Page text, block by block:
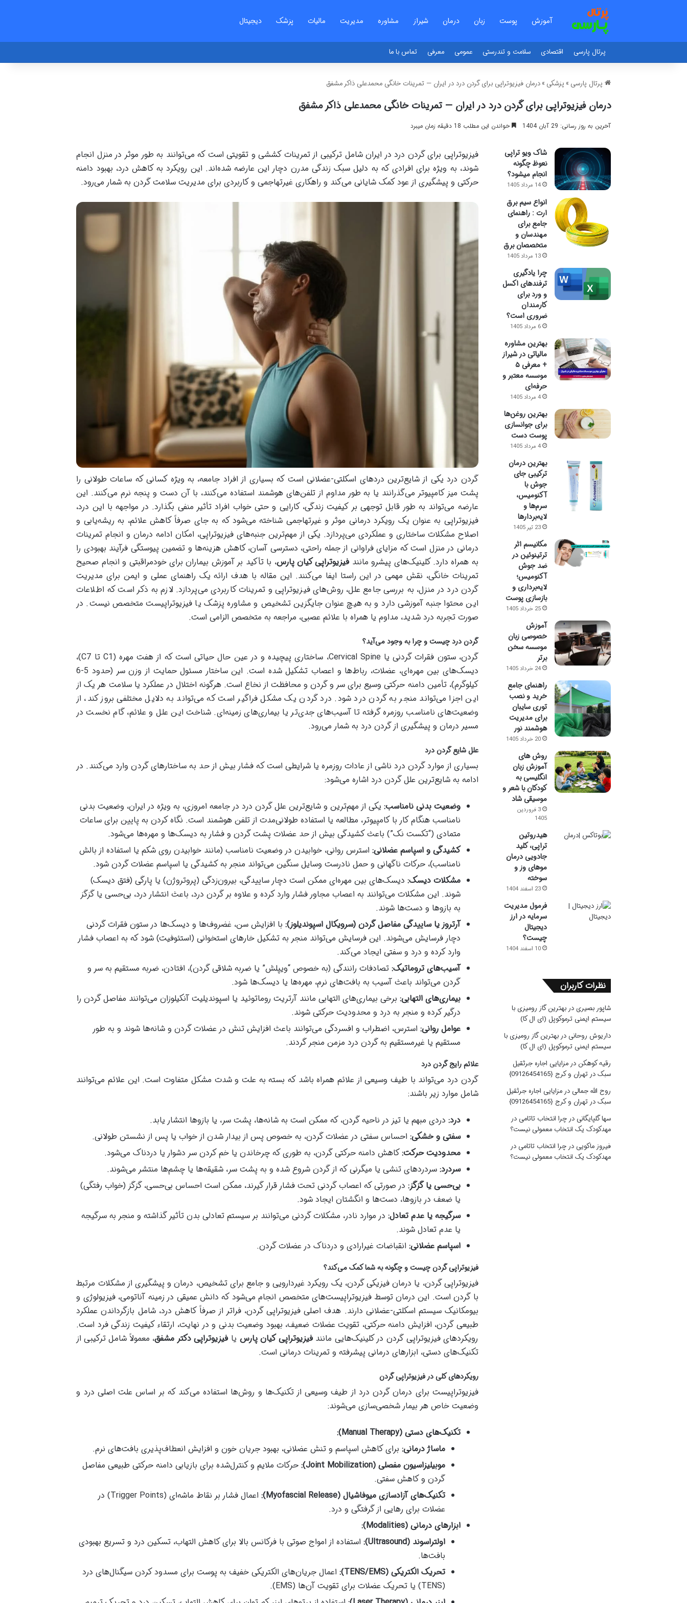
آموزش پوست زبان درمان شیراز مشاوره مدیریت مالیات پزشک دیجیتال
پرتال پارسی اقتصادی سلامت و تندرستی عمومی معرفی تماس با ما
پرتال پارسی » پزشکی » درمان فیزیوتراپی برای گردن درد در ایران — تمرینات خانگی محمدعلی ذاکر مشفق
درمان فیزیوتراپی برای گردن درد در ایران — تمرینات خانگی محمدعلی ذاکر مشفق
آخرین به روز رسانی: 29 آبان 1404 خواندن این مطلب 18 دقیقه زمان میبرد
فیزیوتراپی برای گردن درد در ایران شامل ترکیبی از تمرینات کششی و تقویتی است که می‌توانند به طور موثر در منزل انجام
شوند، به ویژه برای افرادی که به دلیل سبک زندگی مدرن دچار این عارضه شده‌اند. این رویکرد به کاهش درد، بهبود دامنه
حرکتی و پیشگیری از عود کمک شایانی می‌کند و راهکاری غیرتهاجمی و کاربردی برای مدیریت سلامت گردن به شمار می‌رود.
گردن درد یکی از شایع‌ترین دردهای اسکلتی-عضلانی است که بسیاری از افراد جامعه، به ویژه کسانی که ساعات طولانی را
پشت میز کامپیوتر می‌گذرانند یا به طور مداوم از تلفن‌های هوشمند استفاده می‌کنند، با آن دست و پنجه نرم می‌کنند. این
عارضه می‌تواند به طور قابل توجهی بر کیفیت زندگی، کارایی و حتی خواب افراد تأثیر منفی بگذارد. در مواجهه با این درد،
فیزیوتراپی به عنوان یک رویکرد درمانی موثر و غیرتهاجمی شناخته می‌شود که به جای صرفاً کاهش علائم، به ریشه‌یابی و
اصلاح مشکلات ساختاری و عملکردی می‌پردازد. یکی از مهم‌ترین جنبه‌های فیزیوتراپی، امکان ادامه درمان و انجام تمرینات
درمانی در منزل است که مزایای فراوانی از جمله راحتی، دسترسی آسان، کاهش هزینه‌ها و تضمین پیوستگی فرآیند بهبودی را
به همراه دارد. کلینیک‌های پیشرو مانندفیزیوتراپی کیان پارس، با تأکید بر آموزش بیماران برای خودمراقبتی و انجام صحیح
تمرینات خانگی، نقش مهمی در این راستا ایفا می‌کنند. این مقاله با هدف ارائه یک راهنمای عملی و ایمن برای مدیریت
گردن درد در منزل، به بررسی جامع علل، روش‌های فیزیوتراپی و تمرینات کاربردی می‌پردازد. لازم به ذکر است که اطلاعات
این محتوا جنبه آموزشی دارد و به هیچ عنوان جایگزین تشخیص و مشاوره پزشک یا فیزیوتراپیست متخصص نیست. در
صورت تجربه درد شدید، مداوم یا همراه با علائم عصبی، مراجعه به متخصص الزامی است.
گردن درد چیست و چرا به وجود می‌آید؟
گردن، ستون فقرات گردنی یا Cervical Spine، ساختاری پیچیده و در عین حال حیاتی است که از هفت مهره (C1 تا C7)،
دیسک‌های بین مهره‌ای، عضلات، رباط‌ها و اعصاب تشکیل شده است. این ساختار مسئول حمایت از وزن سر (حدود 5-6
کیلوگرم)، تأمین دامنه حرکتی وسیع برای سر و گردن و محافظت از نخاع است. هرگونه اختلال در عملکرد یا سلامت هر یک از
این اجزا می‌تواند منجر به گردن درد شود. درد گردن یک مشکل فراگیر است که می‌تواند به دلایل مختلفی بروز کند، از
وضعیت‌های نامناسب روزمره گرفته تا آسیب‌های جدی‌تر یا بیماری‌های زمینه‌ای. شناخت این علل و علائم، گام نخست در
مسیر درمان و پیشگیری از گردن درد به شمار می‌رود.
علل شایع گردن درد
بسیاری از موارد گردن درد ناشی از عادات روزمره یا شرایطی است که فشار بیش از حد به ساختارهای گردن وارد می‌کنند. در
ادامه به شایع‌ترین علل گردن درد اشاره می‌شود:
وضعیت بدنی نامناسب: یکی از مهم‌ترین و شایع‌ترین علل گردن درد در جامعه امروزی، به ویژه در ایران، وضعیت بدنی
نامناسب هنگام کار با کامپیوتر، مطالعه یا استفاده طولانی‌مدت از تلفن هوشمند است. نگاه کردن به پایین برای ساعات
متمادی (“تکست نک”) باعث کشیدگی بیش از حد عضلات پشت گردن و فشار به دیسک‌ها و مهره‌ها می‌شود.
کشیدگی و اسپاسم عضلانی: استرس روانی، خوابیدن در وضعیت نامناسب (مانند خوابیدن روی شکم یا استفاده از بالش
نامناسب)، حرکات ناگهانی و حمل نادرست وسایل سنگین می‌تواند منجر به کشیدگی یا اسپاسم عضلات گردن شود.
مشکلات دیسک: دیسک‌های بین مهره‌ای ممکن است دچار ساییدگی، بیرون‌زدگی (پروتروژن) یا پارگی (فتق دیسک)
شوند. این مشکلات می‌توانند به اعصاب مجاور فشار وارد کرده و علاوه بر گردن درد، باعث انتشار درد، بی‌حسی یا گزگز
به بازوها و دست‌ها شوند.
آرتروز یا ساییدگی مفاصل گردن (سرویکال اسپوندیلوز): با افزایش سن، غضروف‌ها و دیسک‌ها در ستون فقرات گردنی
دچار فرسایش می‌شوند. این فرسایش می‌تواند منجر به تشکیل خارهای استخوانی (استئوفیت) شود که به اعصاب فشار
وارد کرده و درد و سفتی ایجاد می‌کند.
آسیب‌های تروماتیک: تصادفات رانندگی (به خصوص “ویپلش” یا ضربه شلاقی گردن)، افتادن، ضربه مستقیم به سر و
گردن می‌تواند باعث آسیب به بافت‌های نرم، مهره‌ها یا دیسک‌ها شود.
بیماری‌های التهابی: برخی بیماری‌های التهابی مانند آرتریت روماتوئید یا اسپوندیلیت آنکیلوزان می‌توانند مفاصل گردن را
درگیر کرده و منجر به درد و محدودیت حرکتی شوند.
عوامل روانی: استرس، اضطراب و افسردگی می‌توانند باعث افزایش تنش در عضلات گردن و شانه‌ها شوند و به طور
مستقیم یا غیرمستقیم به گردن درد مزمن منجر گردند.
علائم رایج گردن درد
گردن درد می‌تواند با طیف وسیعی از علائم همراه باشد که بسته به علت و شدت مشکل متفاوت است. این علائم می‌توانند
شامل موارد زیر باشند:
درد: دردی مبهم یا تیز در ناحیه گردن، که ممکن است به شانه‌ها، پشت سر، یا بازوها انتشار یابد.
سفتی و خشکی: احساس سفتی در عضلات گردن، به خصوص پس از بیدار شدن از خواب یا پس از نشستن طولانی.
محدودیت حرکت:کاهش دامنه حرکتی گردن، به طوری که چرخاندن یا خم کردن سر دشوار یا دردناک می‌شود.
سردرد: سردردهای تنشی یا میگرنی که از گردن شروع شده و به پشت سر، شقیقه‌ها یا چشم‌ها منتشر می‌شوند.
بی‌حسی یا گزگز: در صورتی که اعصاب گردنی تحت فشار قرار گیرند، ممکن است احساس بی‌حسی، گزگز (خواب رفتگی)
یا ضعف در بازوها، دست‌ها و انگشتان ایجاد شود.
سرگیجه یا عدم تعادل: در موارد نادر، مشکلات گردنی می‌توانند بر سیستم تعادلی بدن تأثیر گذاشته و منجر به سرگیجه
یا عدم تعادل شوند.
اسپاسم عضلانی: انقباضات غیرارادی و دردناک در عضلات گردن.
فیزیوتراپی گردن چیست و چگونه به شما کمک می‌کند؟
فیزیوتراپی گردن، یا درمان فیزیکی گردن، یک رویکرد غیردارویی و جامع برای تشخیص، درمان و پیشگیری از مشکلات مرتبط
با گردن است. این درمان توسط فیزیوتراپیست‌های متخصص انجام می‌شود که دانش عمیقی در زمینه آناتومی، فیزیولوژی و
بیومکانیک سیستم اسکلتی-عضلانی دارند. هدف اصلی فیزیوتراپی گردن، فراتر از صرفاً کاهش درد، شامل بازگرداندن عملکرد
طبیعی گردن، افزایش دامنه حرکتی، تقویت عضلات ضعیف، بهبود وضعیت بدنی و در نهایت، ارتقاء کیفیت زندگی فرد است.
رویکردهای فیزیوتراپی گردن در کلینیک‌هایی مانندفیزیوتراپی کیان پارس یافیزیوتراپی دکتر مشفق، معمولاً شامل ترکیبی از
تکنیک‌های دستی، ابزارهای درمانی پیشرفته و تمرینات درمانی است.
رویکردهای کلی در فیزیوتراپی گردن
فیزیوتراپیست برای درمان گردن درد از طیف وسیعی از تکنیک‌ها و روش‌ها استفاده می‌کند که بر اساس علت اصلی درد و
وضعیت خاص هر بیمار شخصی‌سازی می‌شوند:
تکنیک‌های دستی (Manual Therapy):
ماساژ درمانی: برای کاهش اسپاسم و تنش عضلانی، بهبود جریان خون و افزایش انعطاف‌پذیری بافت‌های نرم.
موبیلیزاسیون مفصلی (Joint Mobilization):
حرکات ملایم و کنترل‌شده برای بازیابی دامنه حرکتی طبیعی مفاصل
گردن و کاهش سفتی.
تکنیک‌های آزادسازی میوفاشیال (Myofascial Release):
اعمال فشار بر نقاط ماشه‌ای (Trigger Points) در
عضلات برای رهایی از گرفتگی و درد.
ابزارهای درمانی (Modalities):
اولتراسوند (Ultrasound):
استفاده از امواج صوتی با فرکانس بالا برای کاهش التهاب، تسکین درد و تسریع بهبودی
بافت‌ها.
تحریک الکتریکی (TENS/EMS):
اعمال جریان‌های الکتریکی خفیف به پوست برای مسدود کردن سیگنال‌های درد
(TENS) یا تحریک عضلات برای تقویت آن‌ها (EMS).
شاک ویو تراپی
نعوظ چگونه
انجام میشود؟
14 مرداد 1405
انواع سیم برق
ارت : راهنمای
جامع برای
مهندسان و
متخصصان برق
13 مرداد 1405
چرا یادگیری
ترفندهای اکسل
و ورد برای
کارمندان
ضروری است؟
6 مرداد 1405
بهترین مشاوره
مالیاتی در شیراز
+ معرفی ۵
موسسه معتبر و
حرفه‌ای
4 مرداد 1405
بهترین روغن‌ها
برای جوانسازی
پوست دست
4 مرداد 1405
بهترین درمان
ترکیبی جای
جوش با
آکنومیس،
سرم‌ها و
لایه‌بردارها
23 تیر 1405
مکانیسم اثر
ترتینوئین در
ضد جوش
آکنومیس؛
لایه‌برداری و
بازسازی پوست
25 خرداد 1405
آموزش
خصوصی زبان
موسسه سخن
برتر
24 خرداد 1405
راهنمای جامع
خرید و نصب
توری سایبان
برای مدیریت
هوشمند نور
20 خرداد 1405
روش های
آموزش زبان
انگلیسی به
کودکان با شعر و
موسیقی شاد
3 فروردین
1405
هیدروتین
تراپی، کلید
جادویی درمان
موهای وز و
سوخته
23 اسفند 1404
فرمول مدیریت
سرمایه در ارز
دیجیتال
چیست؟
10 اسفند 1404
نظرات کاربران
شاپور بصیریدربهترین گاز رومیزی با
سیستم ایمنی ترموکوپل (ای ال کا)
داریوش روحانی دربهترین گاز رومیزی با
سیستم ایمنی ترموکوپل (ای ال کا)
رقیه کوهکن درمزایایی اجاره جرثقیل
سبک در تهران و کرج {09126454165}
روح الله جمالی درمزایایی اجاره جرثقیل
سبک در تهران و کرج {09126454165}
سها گلپایگانی درچرا انتخاب تاتامی در
مهدکودک یک انتخاب معمولی نیست؟
فیروز ماکویی درچرا انتخاب تاتامی در
مهدکودک یک انتخاب معمولی نیست؟